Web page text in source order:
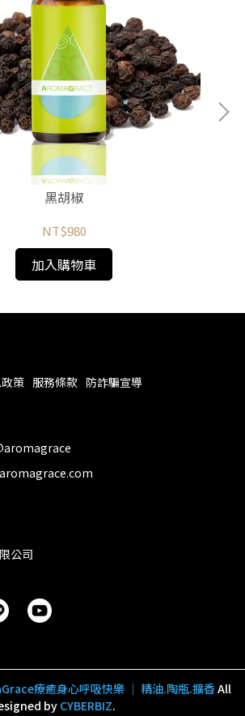
黑胡椒
NT$980
加入購物車
策 服務條款 防詐騙宣導
公司
療癒身心呼吸快樂 │ 精油.陶瓶.擴香 All
by CYBERBIZ.